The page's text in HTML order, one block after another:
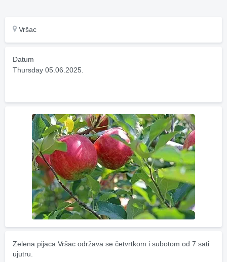
Vršac
Datum
Thursday 05.06.2025.
Zelena pijaca Vršac održava se četvrtkom i subotom od 7 sati
ujutru.